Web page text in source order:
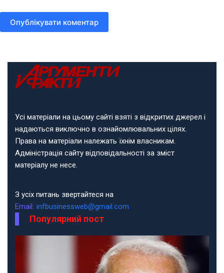
Опублікувати коментар
Усі матеріали на цьому сайті взяті з відкритих джерел і
надаються виключно в ознайомлювальних цілях.
Права на матеріали належать їхнім власникам.
Адміністрація сайту відповідальності за зміст
матеріалу не несе.
З усіх питань звертайтеся на
Email: infbusinessweb@gmail.com
Популярний пост